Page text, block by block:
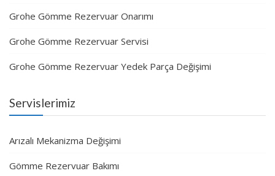
Grohe Gömme Rezervuar Onarımı
Grohe Gömme Rezervuar Servisi
Grohe Gömme Rezervuar Yedek Parça Değişimi
Servislerimiz
Arızalı Mekanizma Değişimi
Gömme Rezervuar Bakımı